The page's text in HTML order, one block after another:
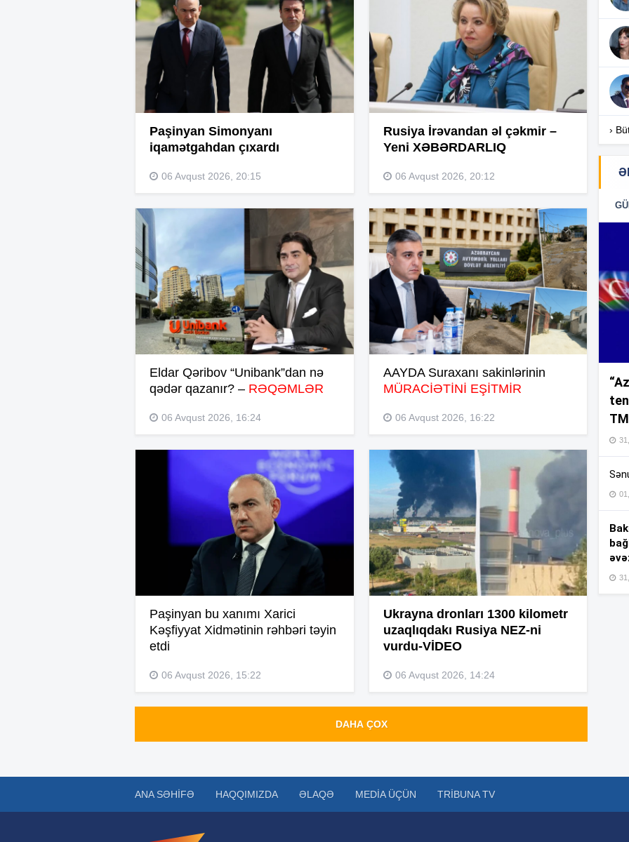
Paşinyan Simonyanı
iqamətgahdan çıxardı
06 Avqust 2026, 20:15
Rusiya İrəvandan əl çəkmir –
Yeni XƏBƏRDARLIQ
06 Avqust 2026, 20:12
Eldar Qəribov “Unibank”dan nə
qədər qazanır? – RƏQƏMLƏR
06 Avqust 2026, 16:24
AAYDA Suraxanı sakinlərinin
MÜRACİƏTİNİ EŞİTMİR
06 Avqust 2026, 16:22
Paşinyan bu xanımı Xarici
Kəşfiyyat Xidmətinin rəhbəri təyin
etdi
06 Avqust 2026, 15:22
Ukrayna dronları 1300 kilometr
uzaqlıqdakı Rusiya NEZ-ni
vurdu-VİDEO
06 Avqust 2026, 14:24
DAHA ÇOX
›
ANA SƏHIFƏ HAQQIMIZDA ƏLAQƏ MEDIA ÜÇÜN TRIBUNA TV